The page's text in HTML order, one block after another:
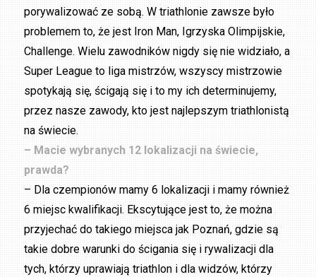
porywalizować ze sobą. W triathlonie zawsze było
problemem to, że jest Iron Man, Igrzyska Olimpijskie,
Challenge. Wielu zawodników nigdy się nie widziało, a
Super League to liga mistrzów, wszyscy mistrzowie
spotykają się, ścigają się i to my ich determinujemy,
przez nasze zawody, kto jest najlepszym triathlonistą
na świecie.
– Macie wybranych 12 lokalizacji na świecie,
prawda?
– Dla czempionów mamy 6 lokalizacji i mamy również
6 miejsc kwalifikacji. Ekscytujące jest to, że można
przyjechać do takiego miejsca jak Poznań, gdzie są
takie dobre warunki do ścigania się i rywalizacji dla
tych, którzy uprawiają triathlon i dla widzów, którzy